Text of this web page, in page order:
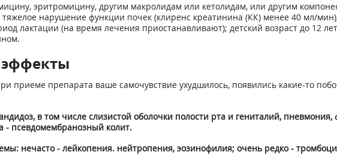
эритромицину, другим макролидам или кетолидам, или другим
нарушение функции почек (клиренс креатинина (КК) менее 40 мл/
лактации (на время лечения приостанавливают); детский возраст до 12
приеме препарата ваше самочувствие ухудшилось, появились какие-то
в том числе слизистой оболочки полости рта и гениталий,
- псевдомембранозный колит.
нечасто - лейкопения. нейтропения, эозинофилия; очень редко -